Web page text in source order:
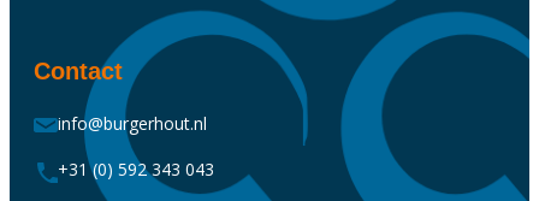
Contact
info@burgerhout.nl
+31 (0) 592 343 043